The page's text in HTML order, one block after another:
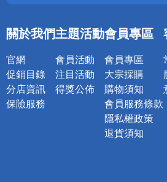
詐騙網頁
關於我們
官網
促銷目錄
分店資訊
保險服務
主題活動
會員活動
注目活動
得獎公佈
會員專區
會員專區
大宗採購
購物須知
會員服務條款
隱私權政策
退貨須知